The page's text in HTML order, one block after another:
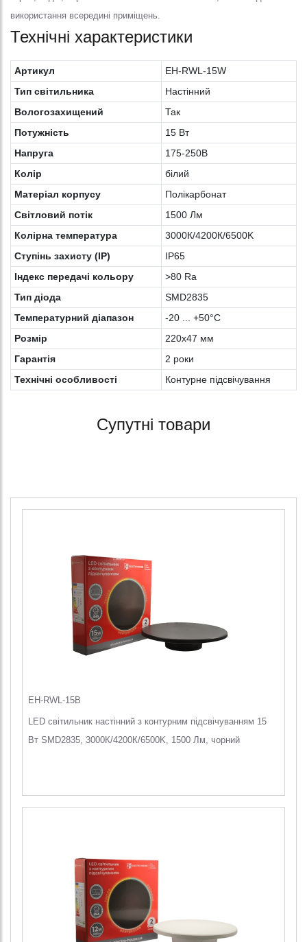
використання всередині приміщень.
Технічні характеристики
Артикул
EH-RWL-15W
Тип світильника
Настінний
Вологозахищений
Так
Потужність
15 Вт
Напруга
175-250В
Колiр
білий
Матеріал корпусу
Полікарбонат
Світловий потік
1500 Лм
Колірна температура
3000К/4200К/6500K
Ступінь захисту (IP)
IP65
Індекс передачі кольору
>80 Ra
Тип діода
SMD2835
Температурний діапазон
-20 ... +50°С
Розмір
220х47 мм
Гарантія
2 роки
Технічні особливості
Контурне підсвічування
Супутні товари
EH-RWL-15B
LED світильник настінний з контурним підсвічуванням 15
Вт SMD2835, 3000К/4200К/6500K, 1500 Лм, чорний